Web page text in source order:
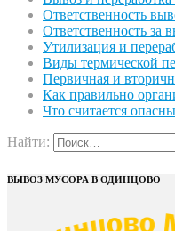
Ответственность
Ответственность за
Утилизация и
Виды термической
Первичная и
Как правильно
Что считается
Найти:
ВЫВОЗ МУСОРА В ОДИНЦОВО